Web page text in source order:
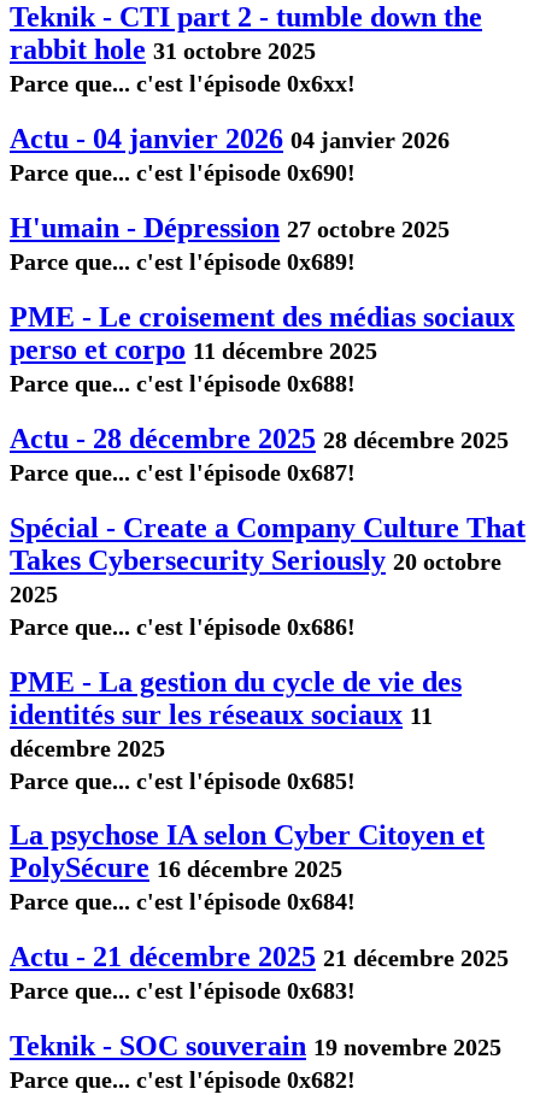
Teknik - CTI part 2 - tumble down the
rabbit hole 31 octobre 2025
Parce que... c'est l'épisode 0x6xx!
Actu - 04 janvier 2026 04 janvier 2026
Parce que... c'est l'épisode 0x690!
H'umain - Dépression 27 octobre 2025
Parce que... c'est l'épisode 0x689!
PME - Le croisement des médias sociaux
perso et corpo 11 décembre 2025
Parce que... c'est l'épisode 0x688!
Actu - 28 décembre 2025 28 décembre 2025
Parce que... c'est l'épisode 0x687!
Spécial - Create a Company Culture That
Takes Cybersecurity Seriously 20 octobre
2025
Parce que... c'est l'épisode 0x686!
PME - La gestion du cycle de vie des
identités sur les réseaux sociaux 11
décembre 2025
Parce que... c'est l'épisode 0x685!
La psychose IA selon Cyber Citoyen et
PolySécure 16 décembre 2025
Parce que... c'est l'épisode 0x684!
Actu - 21 décembre 2025 21 décembre 2025
Parce que... c'est l'épisode 0x683!
Teknik - SOC souverain 19 novembre 2025
Parce que... c'est l'épisode 0x682!